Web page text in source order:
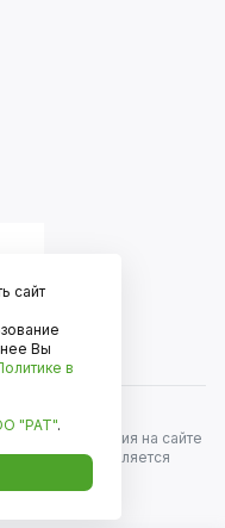
Информация на сайте
и не является
защищены.
сайт
Вы
в
"РАТ".